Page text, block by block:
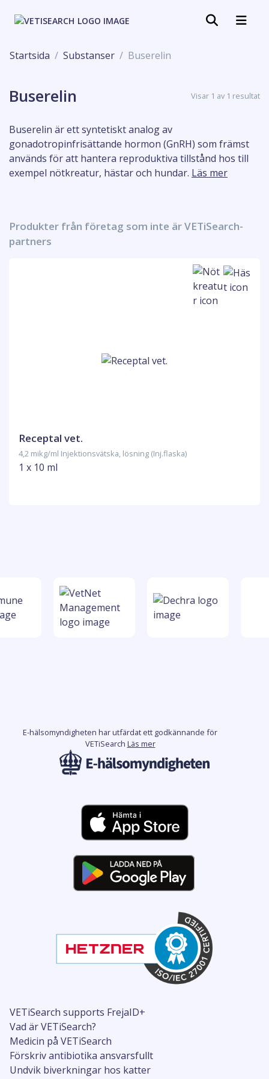
Startsida Substanser Buserelin
Buserelin Visar 1 av 1 resultat
Buserelin är ett syntetiskt analog av
gonadotropinfrisättande hormon (GnRH) som främst
används för att hantera reproduktiva tillstånd hos till
exempel nötkreatur, hästar och hundar. Läs mer
Produkter från företag som inte är VETiSearch-
partners
Receptal vet.
4,2 mikg/ml Injektionsvätska, lösning (Inj.flaska)
1 x 10 ml
VETiSearch supports FrejaID+
Vad är VETiSearch?
Medicin på VETiSearch
Förskriv antibiotika ansvarsfullt
Undvik biverkningar hos katter
E-hälsomyndigheten har utfärdat ett godkännande för
VETiSearch Läs mer